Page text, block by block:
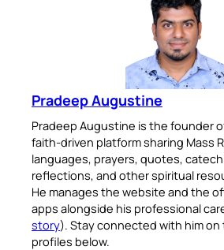
Pradeep Augustine
Pradeep Augustine is the founder
faith-driven platform sharing Mass
languages, prayers, quotes,
reflections, and other spiritual
He manages the website and the
apps alongside his professional
story). Stay connected with him on
profiles below.